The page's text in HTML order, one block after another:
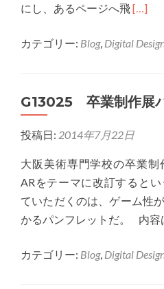
にし、あるページへ飛Read
about
業
作
展
ッ
[…]
カテゴリー: Blog, Digital
G13025 卒業制作展
投稿日: 2014年7月22日
大阪美術専門学校の卒業制
ARをテーマに改訂すると
ていただくのは、ゲーム性
かるパンフレットだ。 内容
カテゴリー: Blog, Digital